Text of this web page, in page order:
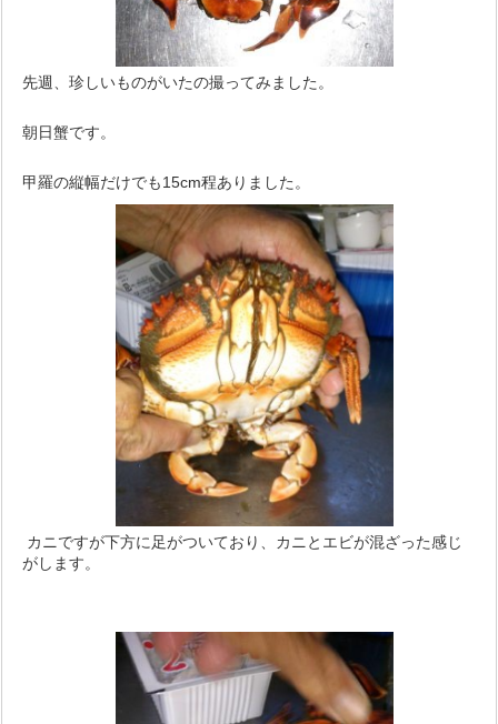
先週、珍しいものがいたの撮ってみました。
朝日蟹です。
甲羅の縦幅だけでも15cm程ありました。
カニですが下方に足がついており、カニとエビが混ざった感じ
がします。